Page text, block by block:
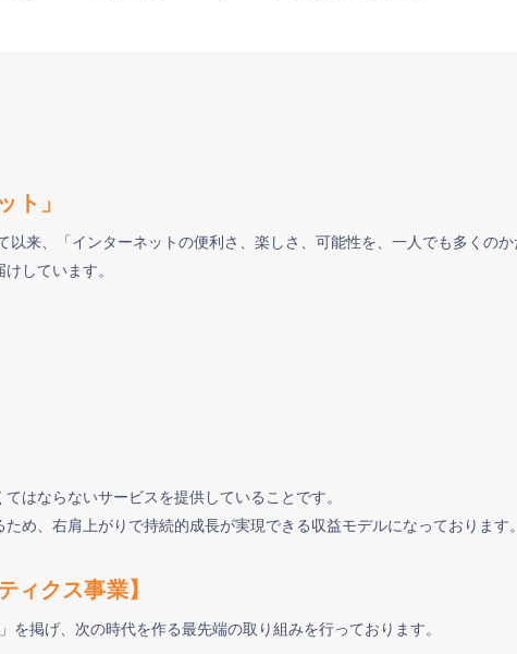
ト」
以来、「インターネットの便利さ、楽しさ、可能性を、一人でも多くの
しています。
はならないサービスを提供していることです。
め、右肩上がりで持続的成長が実現できる収益モデルになっております。
ィクス事業】
を掲げ、次の時代を作る最先端の取り組みを行っております。